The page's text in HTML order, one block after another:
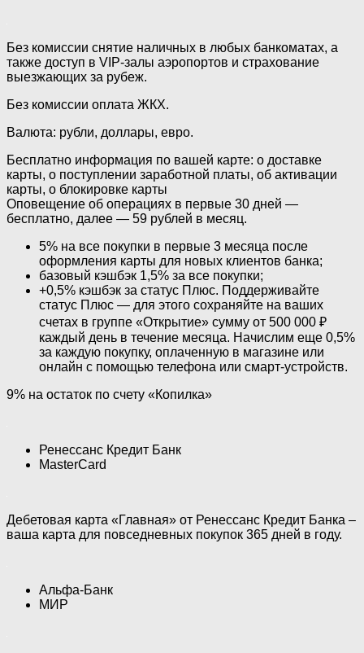
Без комиссии снятие наличных в любых банкоматах, а
также доступ в VIP-залы аэропортов и страхование
выезжающих за рубеж.
Без комиссии оплата ЖКХ.
Валюта: рубли, доллары, евро.
Бесплатно информация по вашей карте: о доставке
карты, о поступлении заработной платы, об активации
карты, о блокировке карты
Оповещение об операциях в первые 30 дней —
бесплатно, далее — 59 рублей в месяц.
5% на все покупки в первые 3 месяца после
оформления карты для новых клиентов банка;
базовый кэшбэк 1,5% за все покупки;
+0,5% кэшбэк за статус Плюс. Поддерживайте
статус Плюс — для этого сохраняйте на ваших
счетах в группе «Открытиe» сумму от 500 000 ₽
каждый день в течение месяца. Начислим еще 0,5%
за каждую покупку, оплаченную в магазине или
онлайн с помощью телефона или смарт-устройств.
9% на остаток по счету «Копилка»
Ренессанс Кредит Банк
MasterCard
Дебетовая карта «Главная» от Ренессанс Кредит Банка –
ваша карта для повседневных покупок 365 дней в году.
Альфа-Банк
МИР